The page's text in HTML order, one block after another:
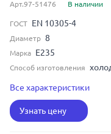
Арт.97-51476 В наличии
ГОСТ EN 10305-4
Диаметр 8
Марка E235
Способ изготовления
Все характеристики
Узнать цену